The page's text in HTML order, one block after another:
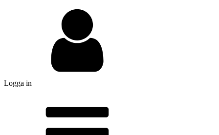
Logga in